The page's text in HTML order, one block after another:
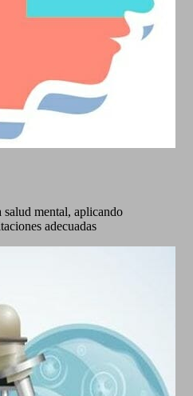
mental, aplicando
adecuadas